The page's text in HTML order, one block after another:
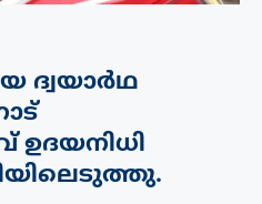
ദ്വയാർഥ
ഉദയനിധി